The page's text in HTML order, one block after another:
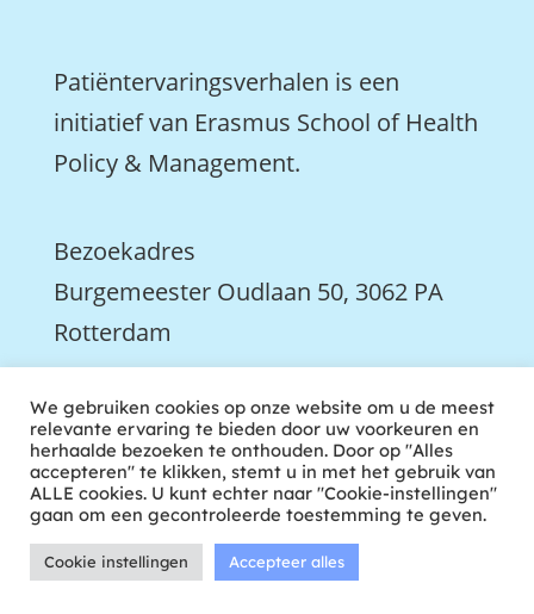
Patiëntervaringsverhalen is een
initiatief van Erasmus School of Health
Policy & Management.
Bezoekadres
Burgemeester Oudlaan 50, 3062 PA
Rotterdam
 We zijn ook actief op LinkedIn
ontwikkeld door tweekoppig
We gebruiken cookies op onze website om u de meest
relevante ervaring te bieden door uw voorkeuren en
herhaalde bezoeken te onthouden. Door op "Alles
accepteren" te klikken, stemt u in met het gebruik van
ALLE cookies. U kunt echter naar "Cookie-instellingen"
gaan om een gecontroleerde toestemming te geven.
Cookie instellingen Accepteer alles